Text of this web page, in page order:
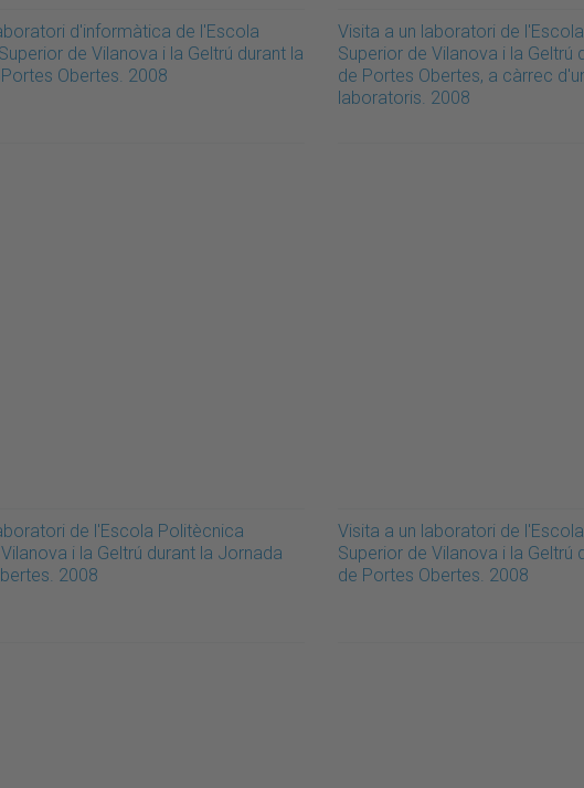
d'informàtica de l'Escola
de Vilanova i la Geltrú durant la
Obertes. 2008
Visita a un laboratori de
Superior de Vilanova i la Geltrú
de Portes Obertes, a càrrec
laboratoris. 2008
de l'Escola Politècnica
i la Geltrú durant la Jornada
2008
Visita a un laboratori de
Superior de Vilanova i la Geltrú
de Portes Obertes. 2008